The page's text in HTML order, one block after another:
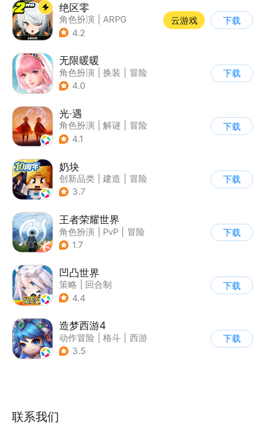
绝区零
角色扮演
ARPG
| 冒险
4.2
云游戏 下载
无限暖暖
角色扮演 换装
冒险
| 开放世界
4.0
下载
光·遇
角色扮演 解谜
冒险
| 开放世界
4.1
下载
奶块
创新品类 建造
冒险
| 开放世界
3.7
下载
王者荣耀世界
角色扮演 PvP
冒险
| 开放世界
1.7
下载
凹凸世界
策略
回合制
| 动漫改编
4.4
下载
造梦西游4
动作冒险 格斗
西游
| 横版过关
3.5
下载
联系我们